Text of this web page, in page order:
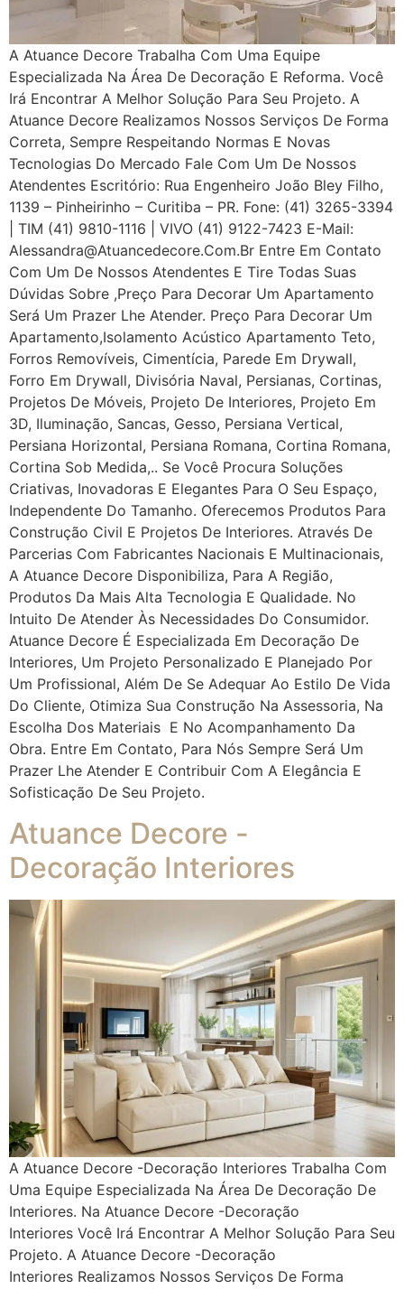
A Atuance Decore Trabalha Com Uma Equipe
Especializada Na Área De Decoração E Reforma. Você
Irá Encontrar A Melhor Solução Para Seu Projeto. A
Atuance Decore Realizamos Nossos Serviços De Forma
Correta, Sempre Respeitando Normas E Novas
Tecnologias Do Mercado Fale Com Um De Nossos
Atendentes Escritório: Rua Engenheiro João Bley Filho,
1139 – Pinheirinho – Curitiba – PR. Fone: (41) 3265-3394
| TIM (41) 9810-1116 | VIVO (41) 9122-7423 E-Mail:
Alessandra@atuancedecore.com.br Entre Em Contato
Com Um De Nossos Atendentes E Tire Todas Suas
Dúvidas Sobre ,Preço Para Decorar Um Apartamento
Será Um Prazer Lhe Atender. Preço Para Decorar Um
Apartamento,Isolamento Acústico Apartamento Teto,
Forros Removíveis, Cimentícia, Parede Em Drywall,
Forro Em Drywall, Divisória Naval, Persianas, Cortinas,
Projetos De Móveis, Projeto De Interiores, Projeto Em
3D, Iluminação, Sancas, Gesso, Persiana Vertical,
Persiana Horizontal, Persiana Romana, Cortina Romana,
Cortina Sob Medida,.. Se Você Procura Soluções
Criativas, Inovadoras E Elegantes Para O Seu Espaço,
Independente Do Tamanho. Oferecemos Produtos Para
Construção Civil E Projetos De Interiores. Através De
Parcerias Com Fabricantes Nacionais E Multinacionais,
A Atuance Decore Disponibiliza, Para A Região,
Produtos Da Mais Alta Tecnologia E Qualidade. No
Intuito De Atender Às Necessidades Do Consumidor.
Atuance Decore É Especializada Em Decoração De
Interiores, Um Projeto Personalizado E Planejado Por
Um Profissional, Além De Se Adequar Ao Estilo De Vida
Do Cliente, Otimiza Sua Construção Na Assessoria, Na
Escolha Dos Materiais E No Acompanhamento Da
Obra. Entre Em Contato, Para Nós Sempre Será Um
Prazer Lhe Atender E Contribuir Com A Elegância E
Sofisticação De Seu Projeto.
Atuance Decore -
Decoração Interiores
A Atuance Decore -Decoração Interiores Trabalha Com
Uma Equipe Especializada Na Área De Decoração De
Interiores. Na Atuance Decore -Decoração
Interiores Você Irá Encontrar A Melhor Solução Para Seu
Projeto. A Atuance Decore -Decoração
Interiores Realizamos Nossos Serviços De Forma